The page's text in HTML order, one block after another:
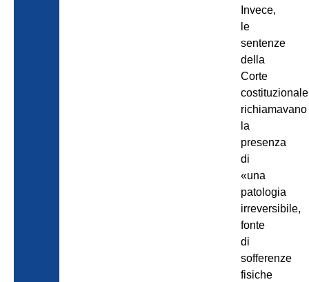
Invece,
le
sentenze
della
Corte
costituzionale
richiamavano
la
presenza
di
«una
patologia
irreversibile,
fonte
di
sofferenze
fisiche